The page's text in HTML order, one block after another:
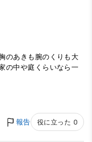
のあきも腕のくりも大
の中や庭くらいなら一
報告 役に立った 0